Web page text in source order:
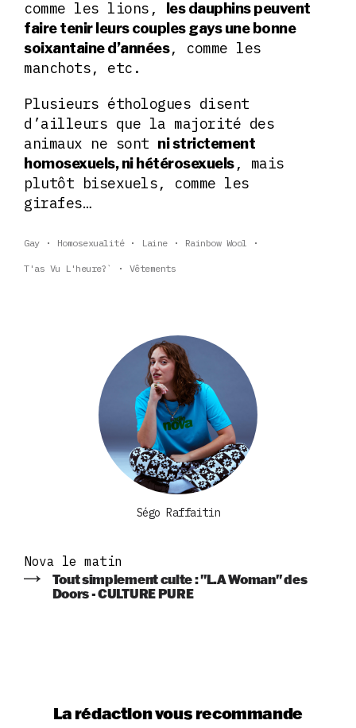
comme les lions,
les dauphins peuvent
faire tenir leurs couples gays une bonne
soixantaine d’années, comme les
manchots, etc.
Plusieurs éthologues disent
d’ailleurs que la majorité des
animaux ne sont ni strictement
homosexuels, ni hétérosexuels, mais
plutôt bisexuels, comme les
girafes…
Gay Homosexualité Laine Rainbow Wool
T'as Vu L'heure?` Vêtements
Ségo Raffaitin
Nova le matin
Tout simplement culte : "L.A Woman" des
Doors - CULTURE PURE
La rédaction vous recommande